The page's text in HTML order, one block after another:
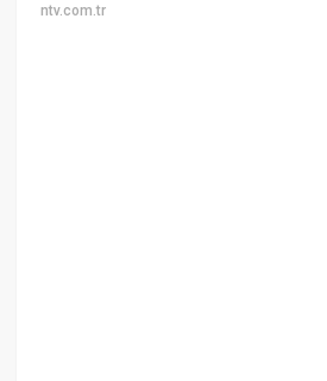
ntv.com.tr